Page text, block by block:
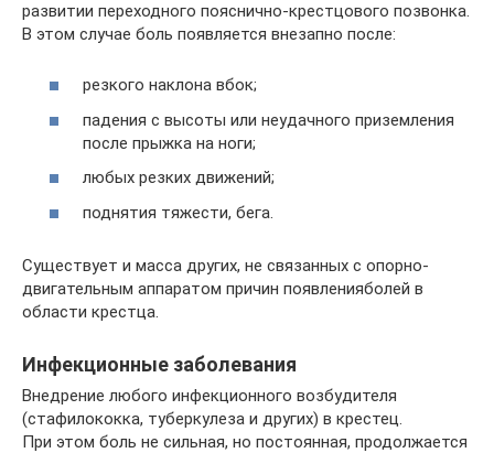
развитии переходного пояснично-крестцового позвонка.
В этом случае боль появляется внезапно после:
резкого наклона вбок;
падения с высоты или неудачного приземления
после прыжка на ноги;
любых резких движений;
поднятия тяжести, бега.
Существует и масса других, не связанных с опорно-
двигательным аппаратом причин появленияболей в
области крестца.
Инфекционные заболевания
Внедрение любого инфекционного возбудителя
(стафилококка, туберкулеза и других) в крестец.
При этом боль не сильная, но постоянная, продолжается